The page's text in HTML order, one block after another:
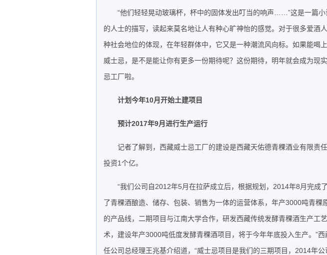
“他们轻轻晃动玻璃杯，杯中的固体发出叮当的响声……”这是一篇
的人士的描写，读起来莫名地让人有种心旷神怡的感觉。对于很多爱酒
种社会地位的体现，在年轻群体中，它又是一种潮流风向标。如果能喝
威士忌，是不是能让你有更多一份期待呢？这份期待，明年就会成为现
忌工厂啦。
计划今年10月开始土建项目
预计2017年9月进行生产运行
记者了解到，西藏威士忌工厂的建设是西藏天佑德青稞酒业有限责
投资1个亿。
“我们公司自2012年5月在拉萨成立后，根据规划，2014年8月完成
了青稞酒酿造、储存、包装、销售为一体的运营体系，年产3000吨青稞
的产品线，二期项目与江南大学合作，研发西藏传统发酵青稞酒生产工
术，建设年产3000吨低度发酵青稞酒项目，将于今年年底投入生产。”
任公司总经理王兆基介绍道，“威士忌项目是我们的三期项目，2014年